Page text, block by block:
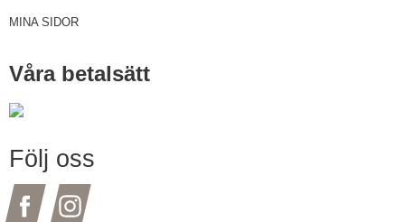
MINA SIDOR
Våra betalsätt
Följ oss